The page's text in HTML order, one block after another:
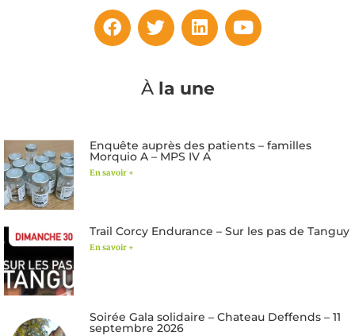
À la une
Enquête auprès des patients – familles
Morquio A – MPS IV A
En savoir +
Trail Corcy Endurance – Sur les pas de Tanguy
En savoir +
Soirée Gala solidaire – Chateau Deffends – 11
septembre 2026